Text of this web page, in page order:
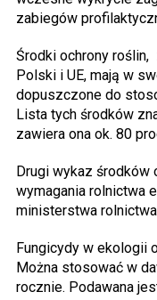
zabiegów
Środki ochrony roślin,
Polski i UE, mają w
dopuszczone do
Lista tych środków
zawiera ona ok. 80
Drugi wykaz środków
wymagania rolnictwa
ministerstwa
Fungicydy w ekologii
Można stosować w
rocznie. Podawana